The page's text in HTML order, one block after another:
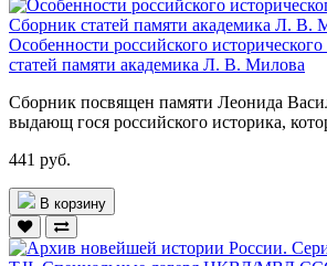
Особенности российского
статей памяти академика Л. В. Милова
Сборник посвящен памяти Леонида
выдающ гося российского историка,
441 руб.
В корзину